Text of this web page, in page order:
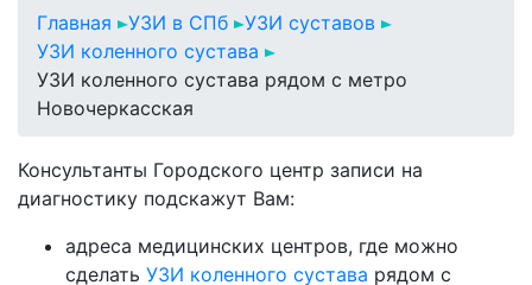
Главная УЗИ в СПб
УЗИ суставов
УЗИ коленного сустава
УЗИ коленного сустава рядом с метро
Новочеркасская
Консультанты Городского центр записи на
диагностику подскажут Вам:
адреса медицинских центров, где можно
сделать УЗИ коленного сустава рядом с